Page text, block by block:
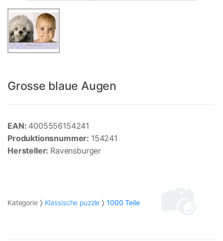
Grosse blaue Augen
EAN: 4005556154241
Produktionsnummer: 154241
Hersteller: Ravensburger
Kategorie Klassische puzzle 1000 Teile